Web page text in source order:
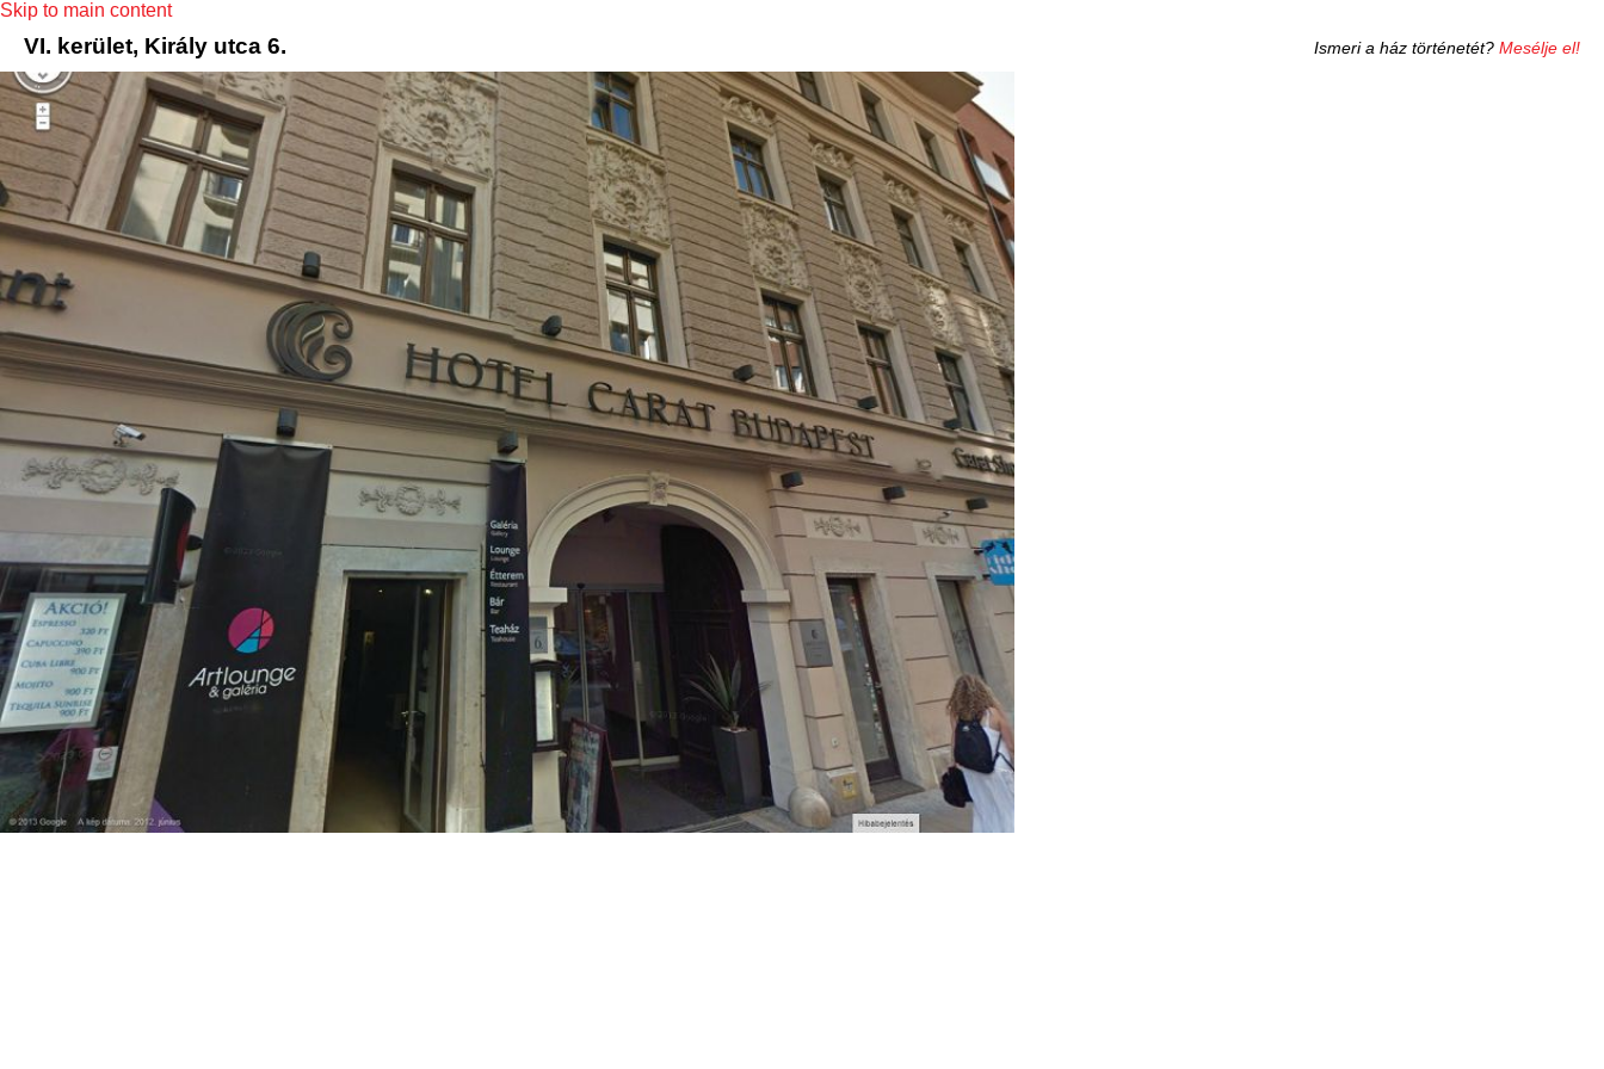
Skip to main content
VI. kerület, Király utca 6. Ismeri a ház történetét? Mesélje el!